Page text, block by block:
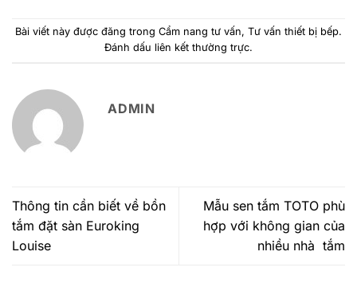
Bài viết này được đăng trong Cẩm nang tư vấn, Tư vấn thiết bị bếp.
Đánh dấu liên kết thường trực.
ADMIN
Thông tin cần biết về bồn
tắm đặt sàn Euroking
Louise
Mẫu sen tắm TOTO phù
hợp với không gian của
nhiều nhà tắm